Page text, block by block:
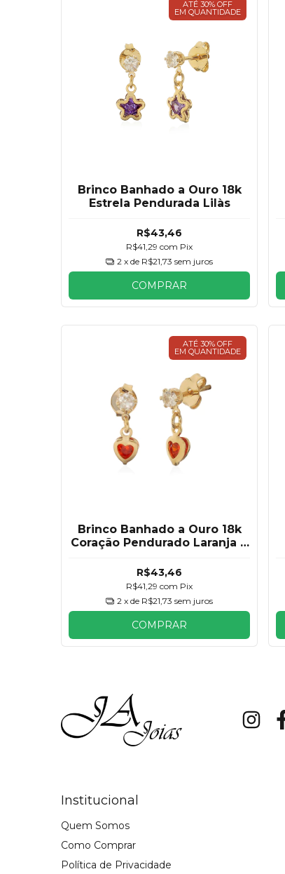
ATÉ 30% OFF
EM QUANTIDADE
Brinco Banhado a Ouro 18k
Estrela Pendurada Lilàs
R$43,46
R$41,29com Pix
2 x de R$21,73 sem juros
COMPRAR
ATÉ 30% OFF
EM QUANTIDADE
Brinco Banhado a Ouro 18k
Coração Pendurado Laranja 4
R$43,46
R$41,29com Pix
2 x de R$21,73 sem juros
COMPRAR
Institucional
Quem Somos
Como Comprar
Política de Privacidade